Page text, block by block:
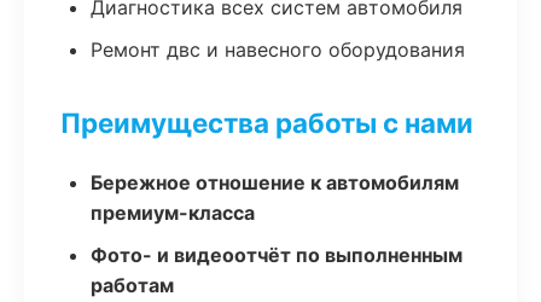
Диагностика всех систем автомобиля
Ремонт двс и навесного оборудования
Преимущества работы с нами
Бережное отношение к автомобилям
премиум-класса
Фото- и видеоотчёт по выполненным
работам